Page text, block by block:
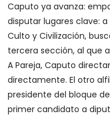
Caputo ya avanza:
disputar lugares clave:
Culto y Civilización,
tercera sección, al que
A Pareja, Caputo
directamente. El otro
presidente del bloque
primer candidato a